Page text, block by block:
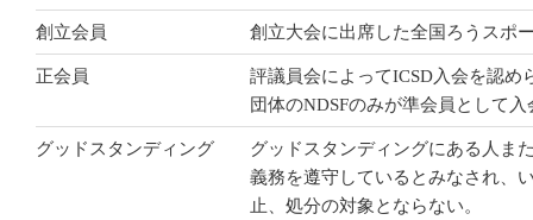
創立会員 創立大会に出席した全国ろうスポ
正会員
評議員会によってICSD入会を認め
団体のNDSFのみが準会員として
グッドスタンディング
グッドスタンディングにある人ま
義務を遵守しているとみなされ、
止、処分の対象とならない。